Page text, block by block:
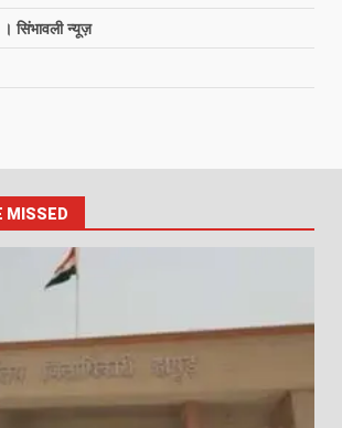
न्यूज़
MISSED